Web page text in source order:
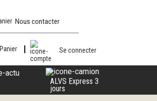
Nous contacter
Panier Se connecter
ALVS Express 3
jours